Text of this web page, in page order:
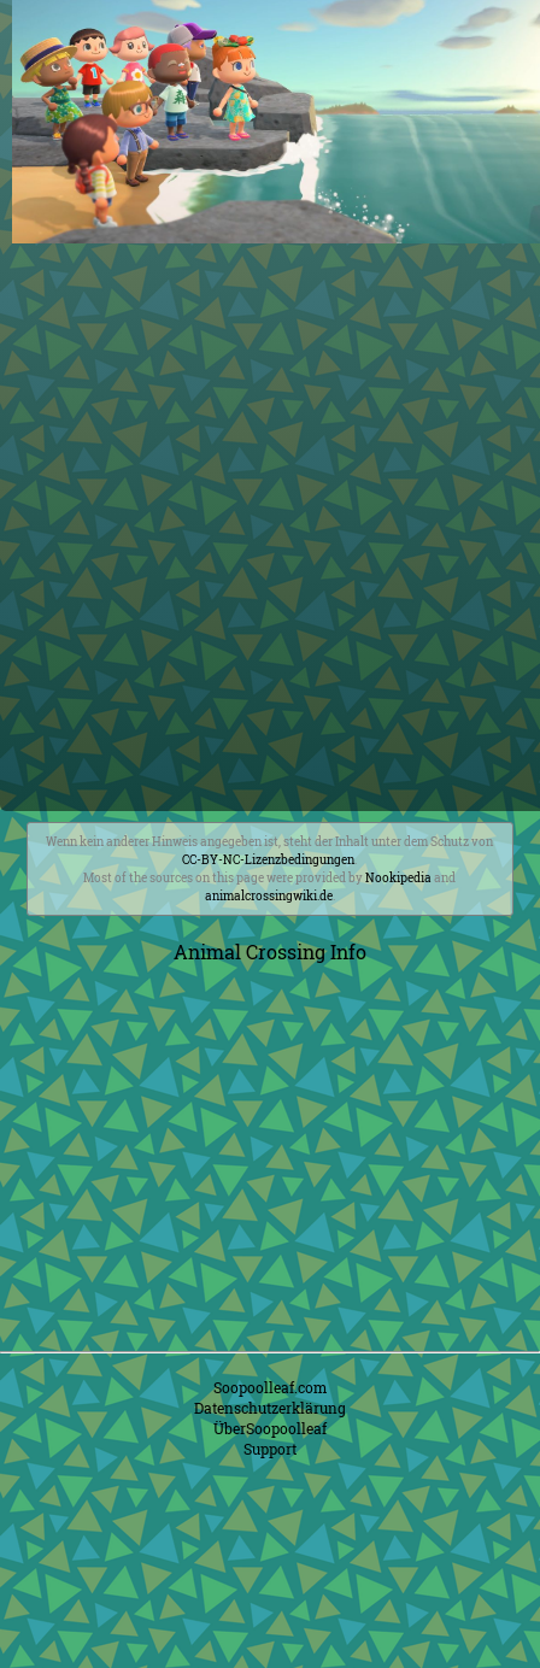
Wenn kein anderer Hinweis angegeben ist, steht der Inhalt unter dem Schutz von
CC-BY-NC-Lizenzbedingungen.
Most of the sources on this page were provided byNookipedia and
animalcrossingwiki.de.
Animal Crossing Info
Soopoolleaf.com
Datenschutzerklärung
ÜberSoopoolleaf
Support